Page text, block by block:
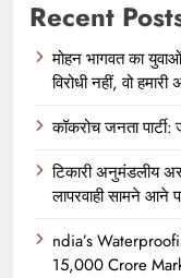
Recent
मोहन भागवत का
विरोधी नहीं, वो हमारी
कॉकरोच जनता
टिकारी अनुमंडलीय
लापरवाही सामने आने
ndia’s
15,000 Crore